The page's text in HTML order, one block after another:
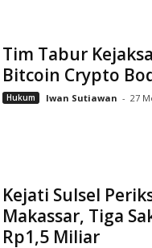
Tim Tabur
Bitcoin Crypto
Hukum Iwan Sutiawan - 27
Kejati Sulsel
Makassar, Tiga
Rp1,5 Miliar